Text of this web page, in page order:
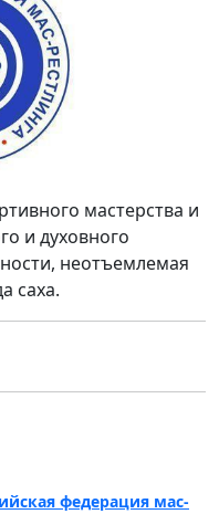
мастерства и
и духовного
неотъемлемая
саха.
федерация мас-